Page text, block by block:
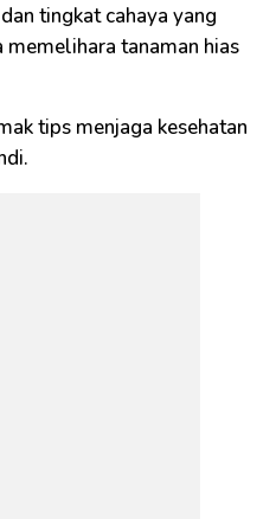
tingkat cahaya yang
memelihara tanaman hias
tips menjaga kesehatan